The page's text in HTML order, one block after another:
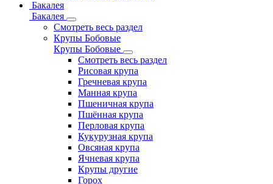
Бакалея
Бакалея
Смотреть весь раздел
Крупы Бобовые
Крупы Бобовые
Смотреть весь раздел
Рисовая крупа
Гречневая крупа
Манная крупа
Пшеничная крупа
Пшённая крупа
Перловая крупа
Кукурузная крупа
Овсяная крупа
Ячневая крупа
Крупы другие
Горох